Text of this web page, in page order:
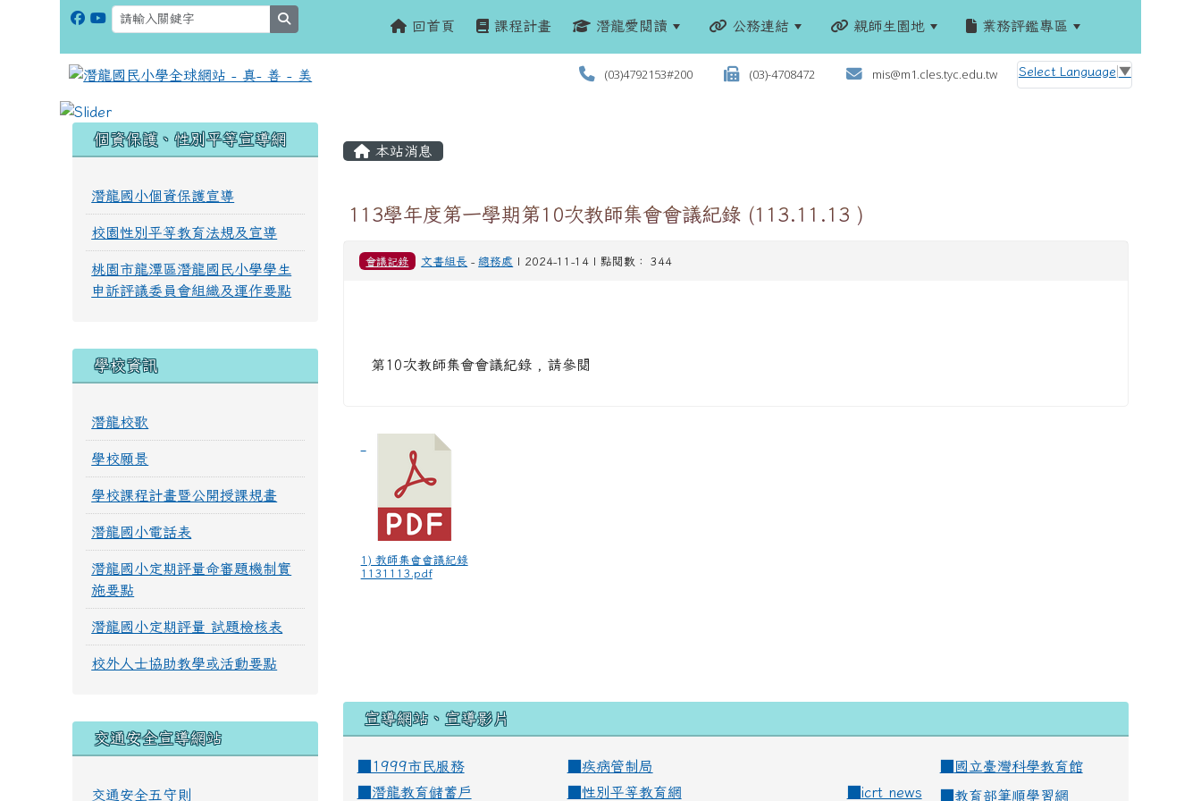
回首頁 課程計畫 潛龍愛閱讀 公務連結 親師生園地 業務評鑑專區
(03)4792153#200 (03)-4708472 mis@m1.cles.tyc.edu.tw Select Language ▼
本站消息
113學年度第一學期第10次教師集會會議紀錄 (113.11.13 )
會議記錄 文書組長 - 總務處 | 2024-11-14 | 點閱數： 344
第10次教師集會會議紀錄 , 請參閱
1) 教師集會會議紀錄
1131113.pdf
宣導網站、宣導影片
■1999市民服務 疾病管制局
國立臺灣科學教育館
潛龍教育儲蓄戶 性別平等教育網 icrt news
教育部筆順學習網
個資保護、性別平等宣導網
潛龍國小個資保護宣導
校園性別平等教育法規及宣導
桃園市龍潭區潛龍國民小學學生
申訴評議委員會組織及運作要點
學校資訊
潛龍校歌
學校願景
學校課程計畫暨公開授課規畫
潛龍國小電話表
潛龍國小定期評量命審題機制實
施要點
潛龍國小定期評量 試題檢核表
校外人士協助教學或活動要點
交通安全宣導網站
交通安全五守則